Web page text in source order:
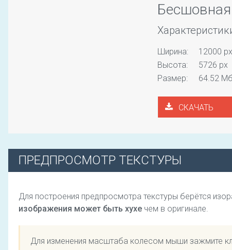
Ширина:
12000 px
Высота:
5726 px
Размер:
64.52 Мб
СКАЧАТЬ
ПРЕДПРОСМОТР ТЕКСТУРЫ
Для построения предпросмотра текстуры берётся
изображения может быть хухе чем в оригинале.
Для изменения масштаба колесом мыши зажмите